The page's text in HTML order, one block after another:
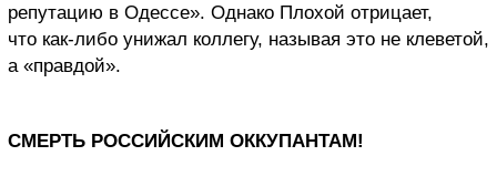
репутацию в Одессе». Однако Плохой отрицает,
что как-либо унижал коллегу, называя это не клеветой,
а «правдой».
СМЕРТЬ РОССИЙСКИМ ОККУПАНТАМ!